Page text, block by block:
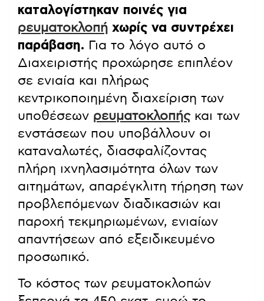
καταλογίστηκαν ποινές για
ρευματοκλοπή χωρίς να συντρέχει
παράβαση. Για το λόγο αυτό ο
Διαχειριστής προχώρησε επιπλέον
σε ενιαία και πλήρως
κεντρικοποιημένη διαχείριση των
υποθέσεων ρευματοκλοπήςκαι των
ενστάσεων που υποβάλλουν οι
καταναλωτές, διασφαλίζοντας
πλήρη ιχνηλασιμότητα όλων των
αιτημάτων, απαρέγκλιτη τήρηση των
προβλεπόμενων διαδικασιών και
παροχή τεκμηριωμένων, ενιαίων
απαντήσεων από εξειδικευμένο
προσωπικό.
Το κόστος των ρευματοκλοπών